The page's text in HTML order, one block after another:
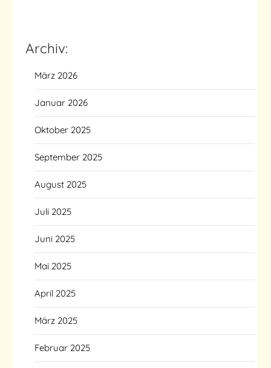
Archiv:
März 2026
Januar 2026
Oktober 2025
September 2025
August 2025
Juli 2025
Juni 2025
Mai 2025
April 2025
März 2025
Februar 2025